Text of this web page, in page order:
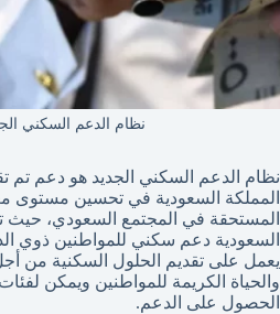
نظام الدعم السكني
نظام الدعم السكني الجديد هو دعم تم
المملكة السعودية في تحسين مستوى
المستحقة في المجتمع السعودي، حيث
السعودية دعم سكني للمواطنين ذوي
يعمل على تقديم الحلول السكنية من أجل
والحياة الكريمة للمواطنين ويمكن
الحصول على الدعم.